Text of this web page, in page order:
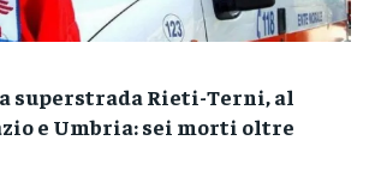
superstrada Rieti-Terni, al
e Umbria: sei morti oltre